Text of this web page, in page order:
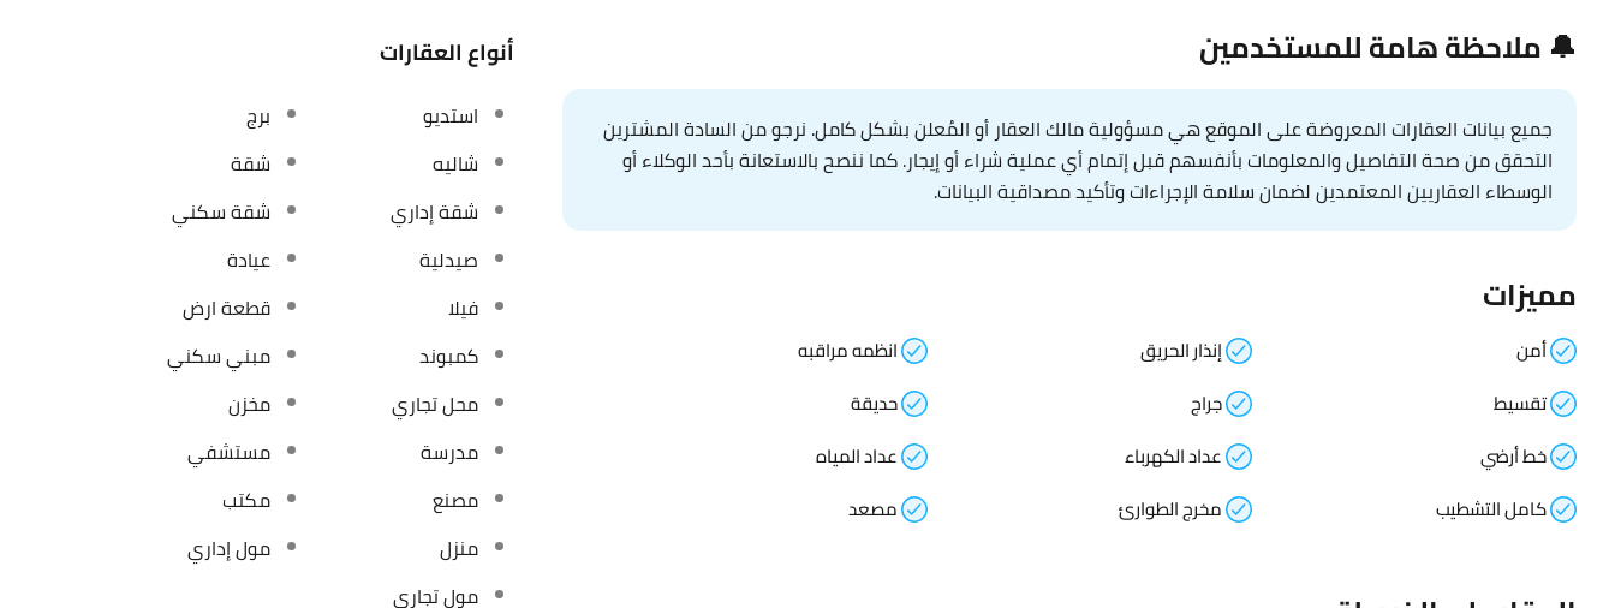
🔔 ملاحظة هامة للمستخدمين
جميع بيانات العقارات المعروضة على الموقع هي مسؤولية مالك العقار أو المُعلن بشكل كامل. نرجو من السادة المشترين
التحقق من صحة التفاصيل والمعلومات بأنفسهم قبل إتمام أي عملية شراء أو إيجار. كما ننصح بالاستعانة بأحد الوكلاء أو
الوسطاء العقاريين المعتمدين لضمان سلامة الإجراءات وتأكيد مصداقية البيانات.
مميزات
أمن إنذار الحريق
انظمه مراقبه
تقسيط
جراج
حديقة
خط أرضي
عداد الكهرباء
عداد المياه
كامل التشطيب
مخرج الطوارئ مصعد
أنواع العقارات
استديو
برج
شاليه
شقة
شقة إداري
شقة سكني
صيدلية
عيادة
فيلا
قطعة ارض
كمبوند
مبني سكني
محل تجاري
مخزن
مدرسة
مستشفي
مصنع
مكتب
منزل
مول إداري
مول تجاري